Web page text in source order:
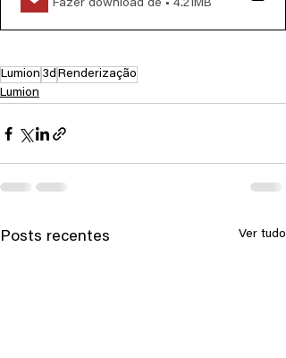
Fazer download de • 4.21MB
Lumion 3d Renderização
Lumion
Posts recentes Ver tudo